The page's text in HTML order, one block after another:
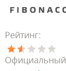
Рейтинг:
Официальный